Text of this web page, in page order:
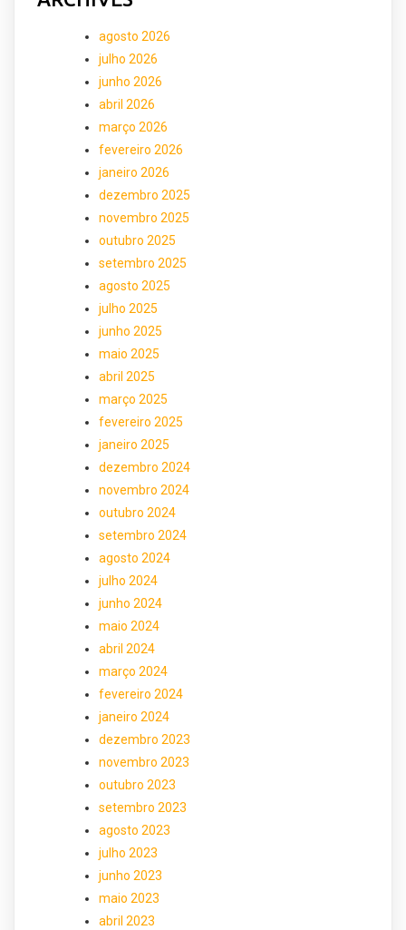
agosto 2026
julho 2026
junho 2026
abril 2026
março 2026
fevereiro 2026
janeiro 2026
dezembro 2025
novembro 2025
outubro 2025
setembro 2025
agosto 2025
julho 2025
junho 2025
maio 2025
abril 2025
março 2025
fevereiro 2025
janeiro 2025
dezembro 2024
novembro 2024
outubro 2024
setembro 2024
agosto 2024
julho 2024
junho 2024
maio 2024
abril 2024
março 2024
fevereiro 2024
janeiro 2024
dezembro 2023
novembro 2023
outubro 2023
setembro 2023
agosto 2023
julho 2023
junho 2023
maio 2023
abril 2023